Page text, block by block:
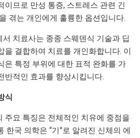
이므로 만성 통증, 스트레스 관련 긴
겪는 개인에게 훌륭한 옵션입니다.
치료사는 종종 스웨덴식 기술과 딥
을 결합하여 치료를 개인화합니다. 이
은 특정 부위에 대한 표적 완화를 가
반적인 효과를 향상시킵니다.
식
주요 특징은 전체적인 치유에 중점을
한국 의학은 “기”로 알려진 신체의 에